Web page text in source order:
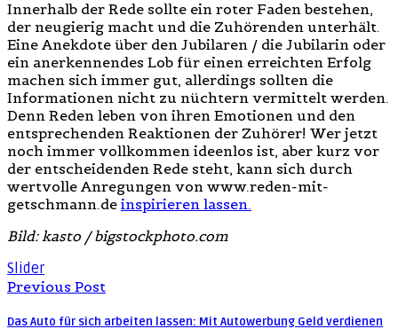
Innerhalb der Rede sollte ein roter Faden bestehen,
der neugierig macht und die Zuhörenden unterhält.
Eine Anekdote über den Jubilaren / die Jubilarin oder
ein anerkennendes Lob für einen erreichten Erfolg
machen sich immer gut, allerdings sollten die
Informationen nicht zu nüchtern vermittelt werden.
Denn Reden leben von ihren Emotionen und den
entsprechenden Reaktionen der Zuhörer! Wer jetzt
noch immer vollkommen ideenlos ist, aber kurz vor
der entscheidenden Rede steht, kann sich durch
wertvolle Anregungen von www.reden-mit-
getschmann.de inspirieren lassen.
Bild: kasto / bigstockphoto.com
Slider
Previous Post
Das Auto für sich arbeiten lassen: Mit Autowerbung Geld verdienen